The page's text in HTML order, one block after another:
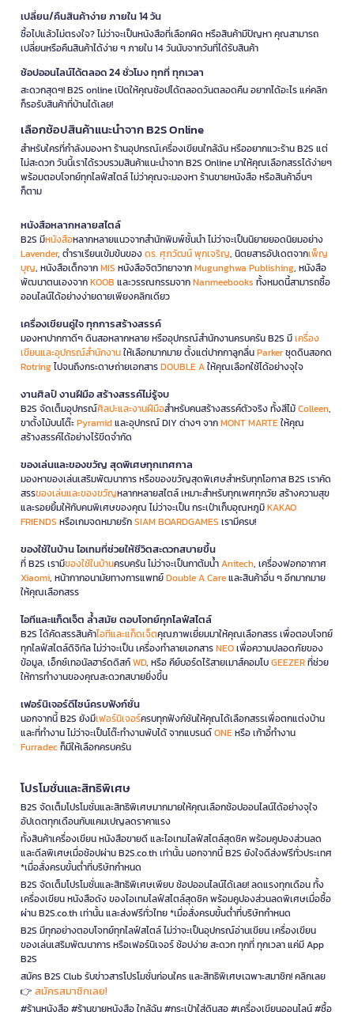
เปลี่ยน/คืนสินค้าง่าย ภายใน 14 วัน
ซื้อไปแล้วไม่ตรงใจ? ไม่ว่าจะเป็นหนังสือที่เลือกผิด หรือสินค้ามีปัญหา คุณสามารถ
เปลี่ยนหรือคืนสินค้าได้ง่าย ๆ ภายใน 14 วันนับจากวันที่ได้รับสินค้า
ช้อปออนไลน์ได้ตลอด 24 ชั่วโมง ทุกที่ ทุกเวลา
สะดวกสุดๆ! B2S online เปิดให้คุณช้อปได้ตลอดวันตลอดคืน อยากได้อะไร แค่คลิก
ก็รอรับสินค้าที่บ้านได้เลย!
เลือกช้อปสินค้าแนะนำจาก B2S Online
สำหรับใครที่กำลังมองหา ร้านอุปกรณ์เครื่องเขียนใกล้ฉัน หรืออยากแวะร้าน B2S แต่
ไม่สะดวก วันนี้เราได้รวบรวมสินค้าแนะนำจาก B2S Online มาให้คุณเลือกสรรได้ง่ายๆ
พร้อมตอบโจทย์ทุกไลฟ์สไตล์ ไม่ว่าคุณจะมองหา ร้านขายหนังสือ หรือสินค้าอื่นๆ
ก็ตาม
หนังสือหลากหลายสไตล์
B2S มีหนังสือหลากหลายแนวจากสำนักพิมพ์ชั้นนำ ไม่ว่าจะเป็นนิยายยอดนิยมอย่าง
Lavender, ตำราเรียนเข้มข้นของดร. ศุภวัฒน์ พุกเจริญ, นิตยสารอัปเดตจากเพ็ญ
บุญ, หนังสือเด็กจากMIS หนังสือจิตวิทยาจากMugunghwa Publishing, หนังสือ
พัฒนาตนเองจากKOOB และวรรณกรรมจากNanmeebooks ทั้งหมดนี้สามารถซื้อ
ออนไลน์ได้อย่างง่ายดายเพียงคลิกเดียว
เครื่องเขียนคู่ใจ ทุกการสร้างสรรค์
มองหาปากกาดีๆ ดินสอหลากหลาย หรืออุปกรณ์สำนักงานครบครัน B2S มีเครื่อง
เขียนและอุปกรณ์สำนักงานให้เลือกมากมาย ตั้งแต่ปากกาลูกลื่นParkerชุดดินสอกด
Rotringไปจนถึงกระดาษถ่ายเอกสารDOUBLE Aให้คุณเลือกใช้ได้อย่างจุใจ
งานศิลป์ งานฝีมือ สร้างสรรค์ไม่รู้จบ
B2S จัดเต็มอุปกรณ์ศิลปะและงานฝีมือสำหรับคนสร้างสรรค์ตัวจริง ทั้งสีไม้Colleen,
ขาตั้งไม้บนโต๊ะPyramidและอุปกรณ์ DIY ต่างๆ จากMONT MARTEให้คุณ
สร้างสรรค์ได้อย่างไร้ขีดจำกัด
ของเล่นและของขวัญ สุดพิเศษทุกเทศกาล
มองหาของเล่นเสริมพัฒนาการ หรือของขวัญสุดพิเศษสำหรับทุกโอกาส B2S เราคัด
สรรของเล่นและของขวัญหลากหลายสไตล์ เหมาะสำหรับทุกเพศทุกวัย สร้างความสุข
และรอยยิ้มให้กับคนพิเศษของคุณ ไม่ว่าจะเป็น กระเป๋าเก็บอุณหภูมิKAKAO
FRIENDS หรือเกมจดหมายรักSIAM BOARDGAMES เรามีครบ!
ของใช้ในบ้าน ไอเทมที่ช่วยให้ชีวิตสะดวกสบายขึ้น
ที่ B2S เรามีของใช้ในบ้านครบครัน ไม่ว่าจะเป็นกาต้มน้ำAnitech, เครื่องฟอกอากาศ
Xiaomi, หน้ากากอนามัยทางการแพทย์Double A Careและสินค้าอื่น ๆ อีกมากมาย
ให้คุณเลือกสรร
ไอทีและแก็ดเจ็ต ล้ำสมัย ตอบโจทย์ทุกไลฟ์สไตล์
B2S ได้คัดสรรสินค้าไอทีและแก็ดเจ็ตคุณภาพเยี่ยมมาให้คุณเลือกสรร เพื่อตอบโจทย์
ทุกไลฟ์สไตล์ดิจิทัล ไม่ว่าจะเป็น เครื่องทำลายเอกสารNEOเพื่อความปลอดภัยของ
ข้อมูล, เอ็กซ์เทอนัลฮาร์ดดิสก์WD, หรือ คีย์บอร์ดไร้สายเมาส์คอมโบGEEZERที่ช่วย
ให้การทำงานของคุณสะดวกสบายยิ่งขึ้น
เฟอร์นิเจอร์ดีไซน์ครบฟังก์ชั่น
นอกจากนี้ B2S ยังมีเฟอร์นิเจอร์ครบทุกฟังก์ชันให้คุณได้เลือกสรรเพื่อตกแต่งบ้าน
และที่ทำงาน ไม่ว่าจะเป็นโต๊ะทำงานพับได้ จากแบรนด์ONEหรือ เก้าอี้ทำงาน
Furradecก็มีให้เลือกครบครัน
โปรโมชั่นและสิทธิพิเศษ
B2S จัดเต็มโปรโมชั่นและสิทธิพิเศษมากมายให้คุณเลือกช้อปออนไลน์ได้อย่างจุใจ
อัปเดตทุกเดือนกับแคมเปญลดราคาแรง
ทั้งสินค้าเครื่องเขียน หนังสือขายดี และไอเทมไลฟ์สไตล์สุดชิค พร้อมคูปองส่วนลด
และดีลพิเศษเมื่อช้อปผ่าน B2S.co.th เท่านั้น นอกจากนี้ B2S ยังใจดีส่งฟรีทั่วประเทศ
*เมื่อสั่งครบขั้นต่ำที่บริษัทกำหนด
B2S จัดเต็มโปรโมชั่นและสิทธิพิเศษเพียบ ช้อปออนไลน์ได้เลย! ลดแรงทุกเดือน ทั้ง
เครื่องเขียน หนังสือดัง ของไอเทมไลฟ์สไตล์สุดชิค พร้อมคูปองส่วนลดพิเศษเมื่อซื้อ
ผ่าน B2S.co.th เท่านั้น และส่งฟรีทั่วไทย *เมื่อสั่งครบขั้นต่ำที่บริษัทกำหนด
B2S มีทุกอย่างตอบโจทย์ทุกไลฟ์สไตล์ ไม่ว่าจะเป็นอุปกรณ์อ่านเขียน เครื่องเขียน
ของเล่นเสริมพัฒนาการ หรือเฟอร์นิเจอร์ ช้อปง่าย สะดวก ทุกที่ ทุกเวลา แค่มี App
B2S
สมัคร B2S Club รับข่าวสารโปรโมชั่นก่อนใคร และสิทธิพิเศษเฉพาะสมาชิก! คลิกเลย
👉 สมัครสมาชิกเลย!
#ร้านหนังสือ #ร้านขายหนังสือ ใกล้ฉัน #กระเป๋าใส่ดินสอ #เครื่องเขียนออนไลน์ #ซื้อ